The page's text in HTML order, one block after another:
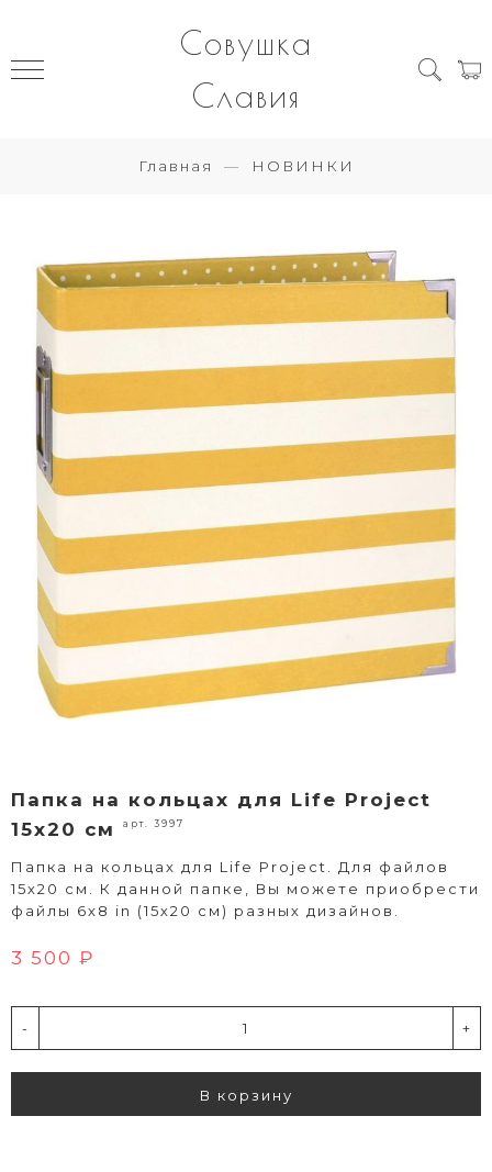
Совушка
Славия
Главная НОВИНКИ
Папка на кольцах для Life Project
15x20 см
арт. 3997
Папка на кольцах для Life Project. Для файлов
15х20 см. К данной папке, Вы можете приобрести
файлы 6х8 in (15х20 см) разных дизайнов.
3 500 ₽
- +
В корзину